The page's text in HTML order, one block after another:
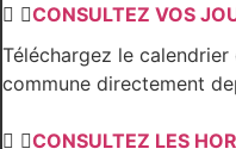
CONSULTEZ VOS
Téléchargez le
commune directement
CONSULTEZ LES